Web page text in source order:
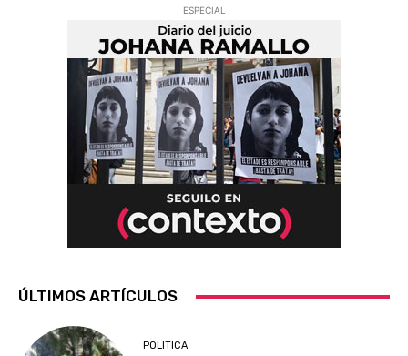
ESPECIAL
ÚLTIMOS ARTÍCULOS
POLITICA